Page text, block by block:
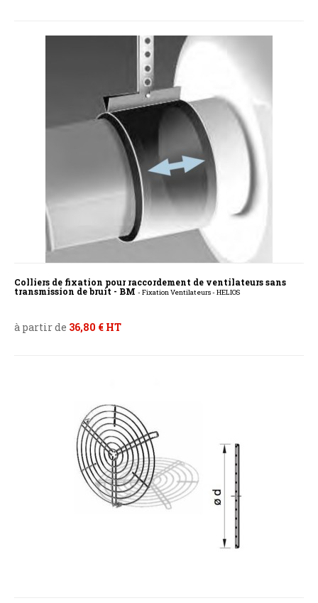
Colliers de fixation pour raccordement de ventilateurs sans
transmission de bruit - BM - Fixation Ventilateurs - HELIOS
à partir de 36,80 € HT